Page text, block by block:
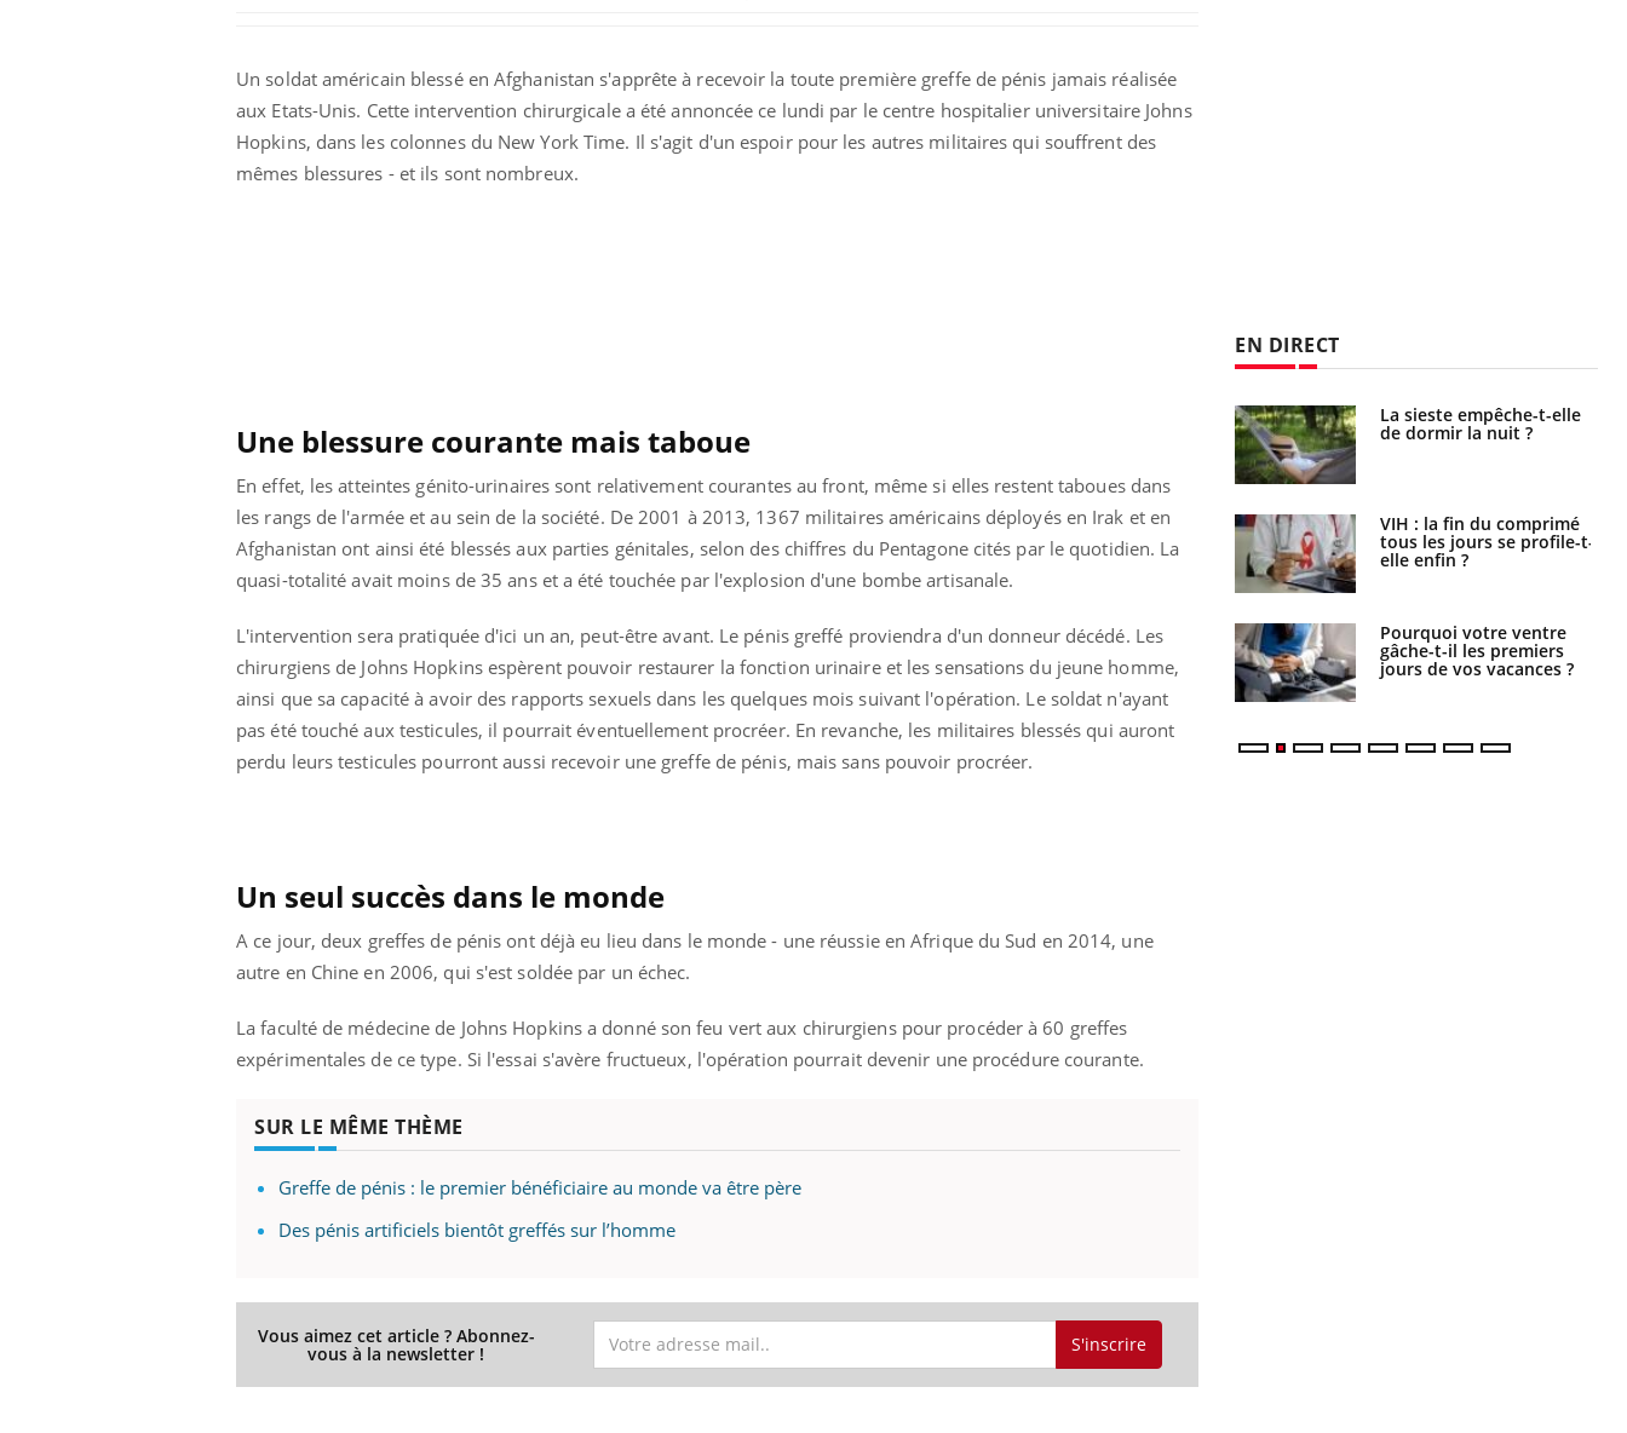
Un soldat américain blessé en Afghanistan s'apprête à recevoir la toute première greffe de pénis jamais réalisée
aux Etats-Unis. Cette intervention chirurgicale a été annoncée ce lundi par le centre hospitalier universitaire Johns
Hopkins, dans les colonnes du New York Time. Il s'agit d'un espoir pour les autres militaires qui souffrent des
mêmes blessures - et ils sont nombreux.
Une blessure courante mais taboue
En effet, les atteintes génito-urinaires sont relativement courantes au front, même si elles restent taboues dans
les rangs de l'armée et au sein de la société. De 2001 à 2013, 1367 militaires américains déployés en Irak et en
Afghanistan ont ainsi été blessés aux parties génitales, selon des chiffres du Pentagone cités par le quotidien. La
quasi-totalité avait moins de 35 ans et a été touchée par l'explosion d'une bombe artisanale.
L'intervention sera pratiquée d'ici un an, peut-être avant. Le pénis greffé proviendra d'un donneur décédé. Les
chirurgiens de Johns Hopkins espèrent pouvoir restaurer la fonction urinaire et les sensations du jeune homme,
ainsi que sa capacité à avoir des rapports sexuels dans les quelques mois suivant l'opération. Le soldat n'ayant
pas été touché aux testicules, il pourrait éventuellement procréer. En revanche, les militaires blessés qui auront
perdu leurs testicules pourront aussi recevoir une greffe de pénis, mais sans pouvoir procréer.
Un seul succès dans le monde
A ce jour, deux greffes de pénis ont déjà eu lieu dans le monde - une réussie en Afrique du Sud en 2014, une
autre en Chine en 2006, qui s'est soldée par un échec.
La faculté de médecine de Johns Hopkins a donné son feu vert aux chirurgiens pour procéder à 60 greffes
expérimentales de ce type. Si l'essai s'avère fructueux, l'opération pourrait devenir une procédure courante.
SUR LE MÊME THÈME
Greffe de pénis : le premier bénéficiaire au monde va être père
Des pénis artificiels bientôt greffés sur l’homme
Vous aimez cet article ? Abonnez-
vous à la newsletter ! S'inscrire
EN DIRECT
Les médicaments GLP-1
protègent-ils aussi les os
?
Cytomégalovirus : ce qui
change dans la prise en
charge des femmes
enceintes
La sieste empêche-t-elle
de dormir la nuit ?
VIH : la fin du comprimé
tous les jours se profile-t-
elle enfin ?
Pourquoi votre ventre
gâche-t-il les premiers
jours de vos vacances ?